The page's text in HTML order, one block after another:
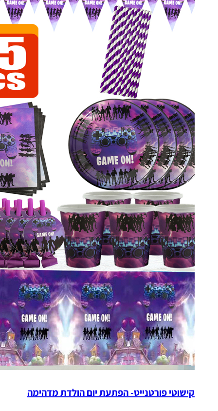
קישוטי פורטנייט- הפתעת יום הולדת מדהימה